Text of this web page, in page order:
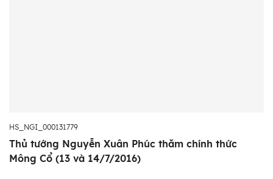
HS_NGI_000131779
Thủ tướng Nguyễn Xuân Phúc thăm chính thức
Mông Cổ (13 và 14/7/2016)